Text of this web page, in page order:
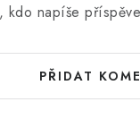
kdo napíše
PŘIDAT